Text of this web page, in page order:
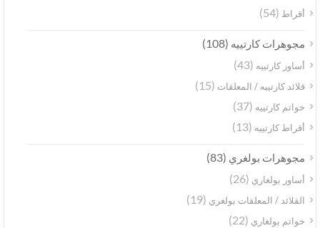
أقراط (54)
مجوهرات كارتييه(108)
أساور كارتييه(43)
قلائد كارتييه / المعلقات(15)
خواتم كارتييه(37)
أقراط كارتييه(13)
مجوهرات بولغري(83)
أساور بولغاري(26)
القلائد / المعلقات بولغري(19)
خواتم بولغاري(22)